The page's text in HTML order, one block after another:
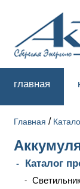
главная
Главная /
Каталог